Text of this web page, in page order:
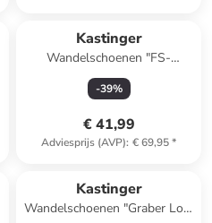
Kastinger
Wandelschoenen "FS-
Everyhiker Low KTX"
paars/blauw
-39%
€ 41,99
Adviesprijs (AVP): € 69,95*
Kastinger
Wandelschoenen "Graber Low